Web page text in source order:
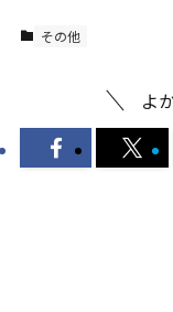
その他
よ